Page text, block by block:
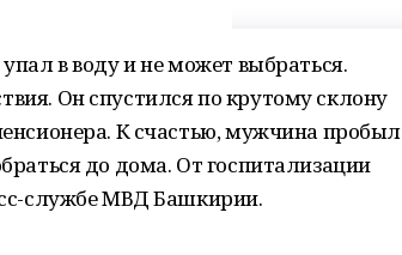
в воду и не может выбраться.
Он спустился по крутому склону
К счастью, мужчина пробыл
до дома. От госпитализации
службе МВД Башкирии.